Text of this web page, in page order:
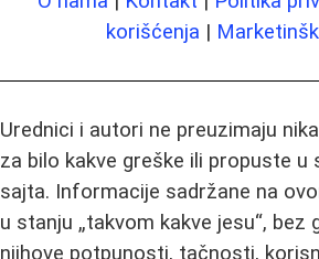
korišćenja |
Urednici i autori ne preuzimaju
za bilo kakve greške ili propuste u
sajta. Informacije sadržane na
u stanju „takvom kakve jesu“, bez
njihove potpunosti, tačnosti,